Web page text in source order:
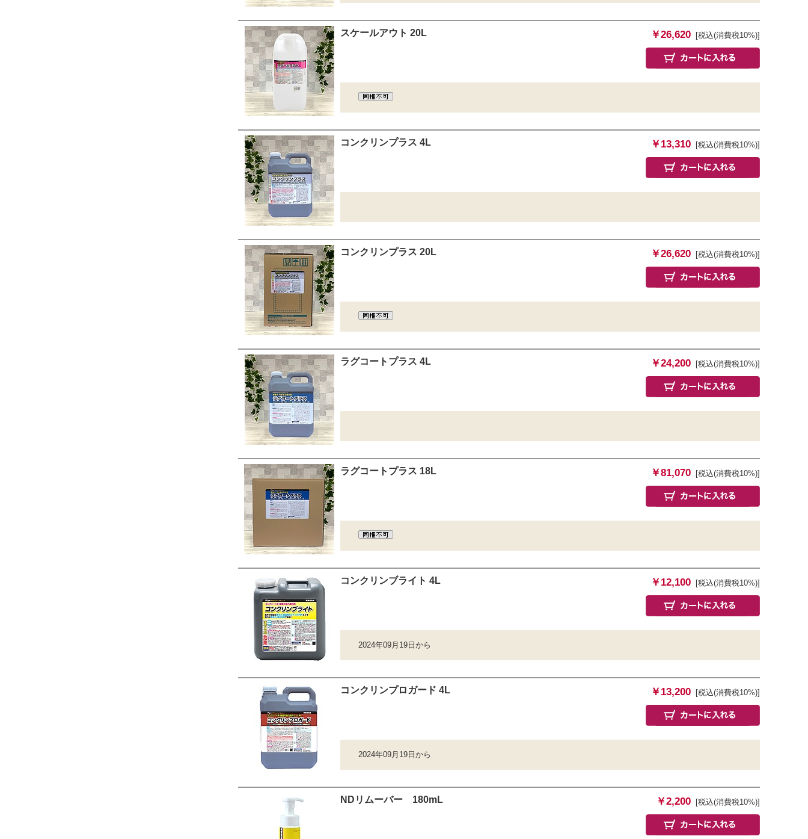
スケールアウト 20L ￥26,620 [税込(消費税10%)]
コンクリンプラス 4L ￥13,310 [税込(消費税10%)]
コンクリンプラス 20L ￥26,620 [税込(消費税10%)]
ラグコートプラス 4L ￥24,200 [税込(消費税10%)]
ラグコートプラス 18L ￥81,070 [税込(消費税10%)]
コンクリンブライト 4L ￥12,100 [税込(消費税10%)]
2024年09月19日から
コンクリンプロガード 4L ￥13,200 [税込(消費税10%)]
2024年09月19日から
NDリムーバー 180mL ￥2,200 [税込(消費税10%)]